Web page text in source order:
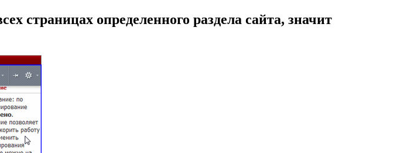
страницах определенного раздела сайта, значит